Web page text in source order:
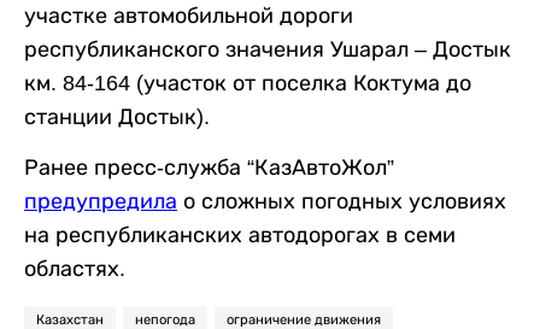
участке автомобильной дороги
республиканского значения Ушарал – Достык
км. 84-164 (участок от поселка Коктума до
станции Достык).
Ранее пресс-служба “КазАвтоЖол”
предупредила о сложных погодных условиях
на республиканских автодорогах в семи
областях.
Казахстан непогода ограничение движения